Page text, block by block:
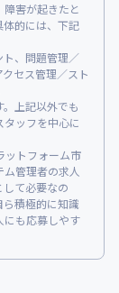
害が起きたと
体的には、下記
、問題管理／
セス管理／スト
上記以外でも
ッフを中心に
ットフォーム市
管理者の求人
て必要なの
積極的に知識
にも応募しやす